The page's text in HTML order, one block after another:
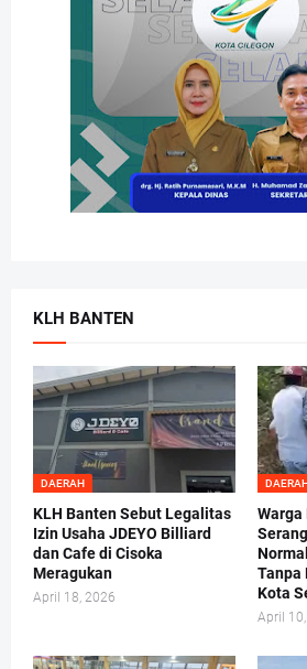
KLH BANTEN
DAERAH
KLH Banten Sebut Legalitas
Izin Usaha JDEYO Billiard
dan Cafe di Cisoka
Meragukan
April 18, 2026
Warga
Tanpa
Kota
April